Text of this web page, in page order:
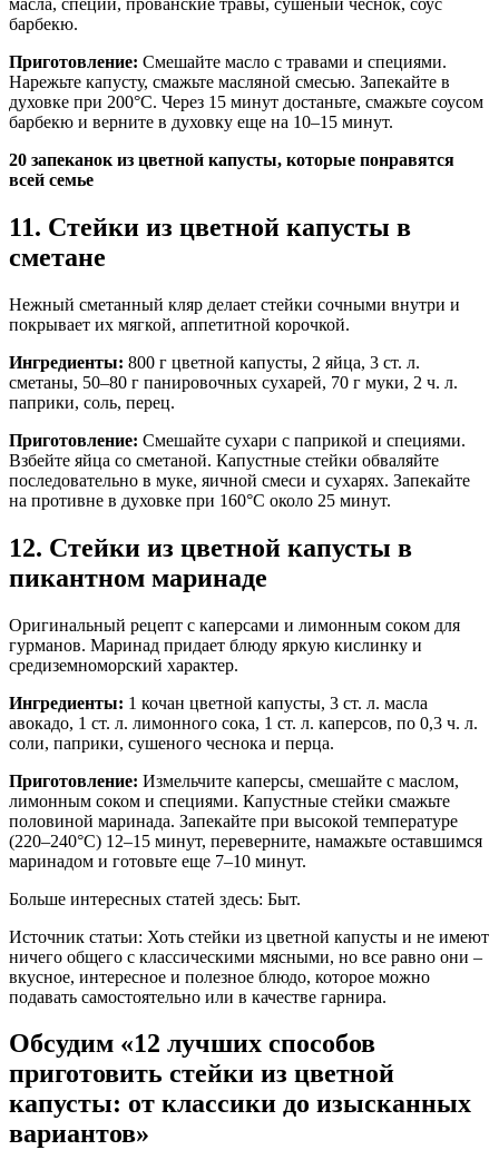
масла, специи, прованские травы, сушеный чеснок, соус
барбекю.
Приготовление: Смешайте масло с травами и специями.
Нарежьте капусту, смажьте масляной смесью. Запекайте в
духовке при 200°C. Через 15 минут достаньте, смажьте соусом
барбекю и верните в духовку еще на 10–15 минут.
20 запеканок из цветной капусты, которые понравятся
всей семье
11. Стейки из цветной капусты в
сметане
Нежный сметанный кляр делает стейки сочными внутри и
покрывает их мягкой, аппетитной корочкой.
Ингредиенты: 800 г цветной капусты, 2 яйца, 3 ст. л.
сметаны, 50–80 г панировочных сухарей, 70 г муки, 2 ч. л.
паприки, соль, перец.
Приготовление: Смешайте сухари с паприкой и специями.
Взбейте яйца со сметаной. Капустные стейки обваляйте
последовательно в муке, яичной смеси и сухарях. Запекайте
на противне в духовке при 160°C около 25 минут.
12. Стейки из цветной капусты в
пикантном маринаде
Оригинальный рецепт с каперсами и лимонным соком для
гурманов. Маринад придает блюду яркую кислинку и
средиземноморский характер.
Ингредиенты: 1 кочан цветной капусты, 3 ст. л. масла
авокадо, 1 ст. л. лимонного сока, 1 ст. л. каперсов, по 0,3 ч. л.
соли, паприки, сушеного чеснока и перца.
Приготовление: Измельчите каперсы, смешайте с маслом,
лимонным соком и специями. Капустные стейки смажьте
половиной маринада. Запекайте при высокой температуре
(220–240°C) 12–15 минут, переверните, намажьте оставшимся
маринадом и готовьте еще 7–10 минут.
Больше интересных статей здесь: Быт.
Источник статьи: Хоть стейки из цветной капусты и не имеют
ничего общего с классическими мясными, но все равно они –
вкусное, интересное и полезное блюдо, которое можно
подавать самостоятельно или в качестве гарнира.
Обсудим «12 лучших способов
приготовить стейки из цветной
капусты: от классики до изысканных
вариантов»